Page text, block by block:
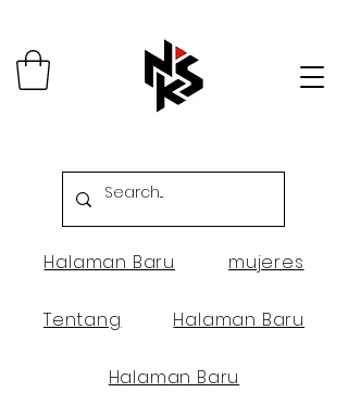
Halaman Baru mujeres
Tentang Halaman Baru
Halaman Baru